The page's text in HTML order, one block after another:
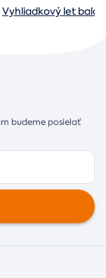
Vyhliadkový let
budeme posielať